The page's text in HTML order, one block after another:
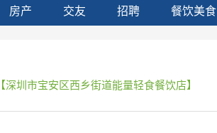
房产 交友 招聘 餐饮美食
【深圳市宝安区西乡街道能量轻食餐饮店】